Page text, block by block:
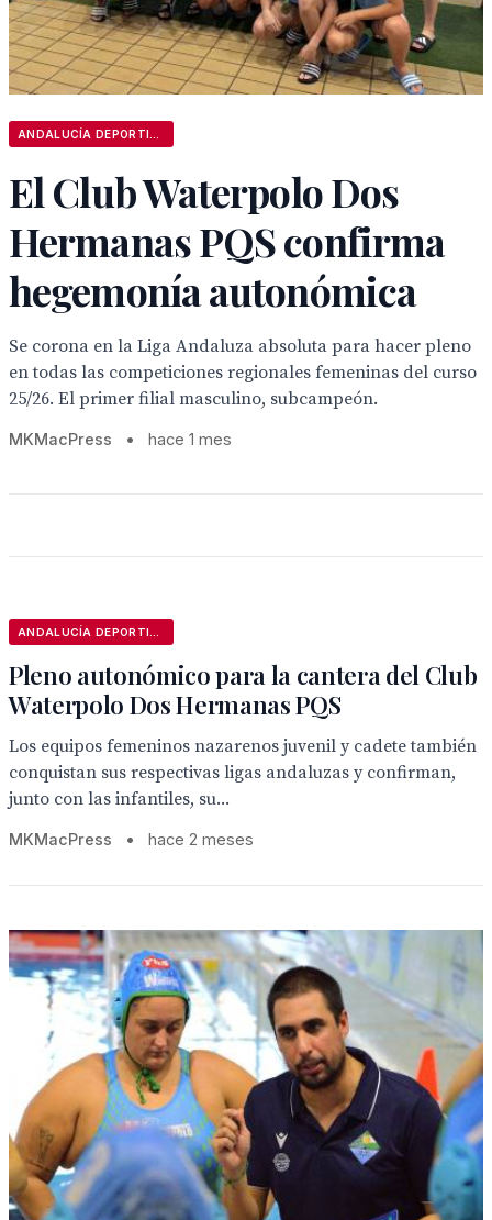
El Club Waterpolo Dos
Hermanas PQS confirma
hegemonía autonómica
Se corona en la Liga Andaluza absoluta para hacer pleno
en todas las competiciones regionales femeninas del curso
25/26. El primer filial masculino, subcampeón.
MKMacPress • hace 1 mes
Pleno autonómico para la cantera del Club
Waterpolo Dos Hermanas PQS
Los equipos femeninos nazarenos juvenil y cadete también
conquistan sus respectivas ligas andaluzas y confirman,
junto con las infantiles, su...
MKMacPress • hace 2 meses